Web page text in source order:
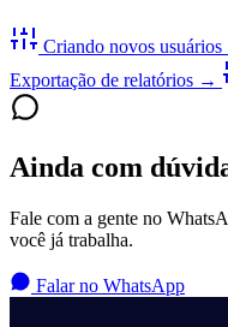
Criando novos usuários
Exportação de relatórios →
Ainda com
Fale com a gente no
você já trabalha.
Falar no WhatsApp